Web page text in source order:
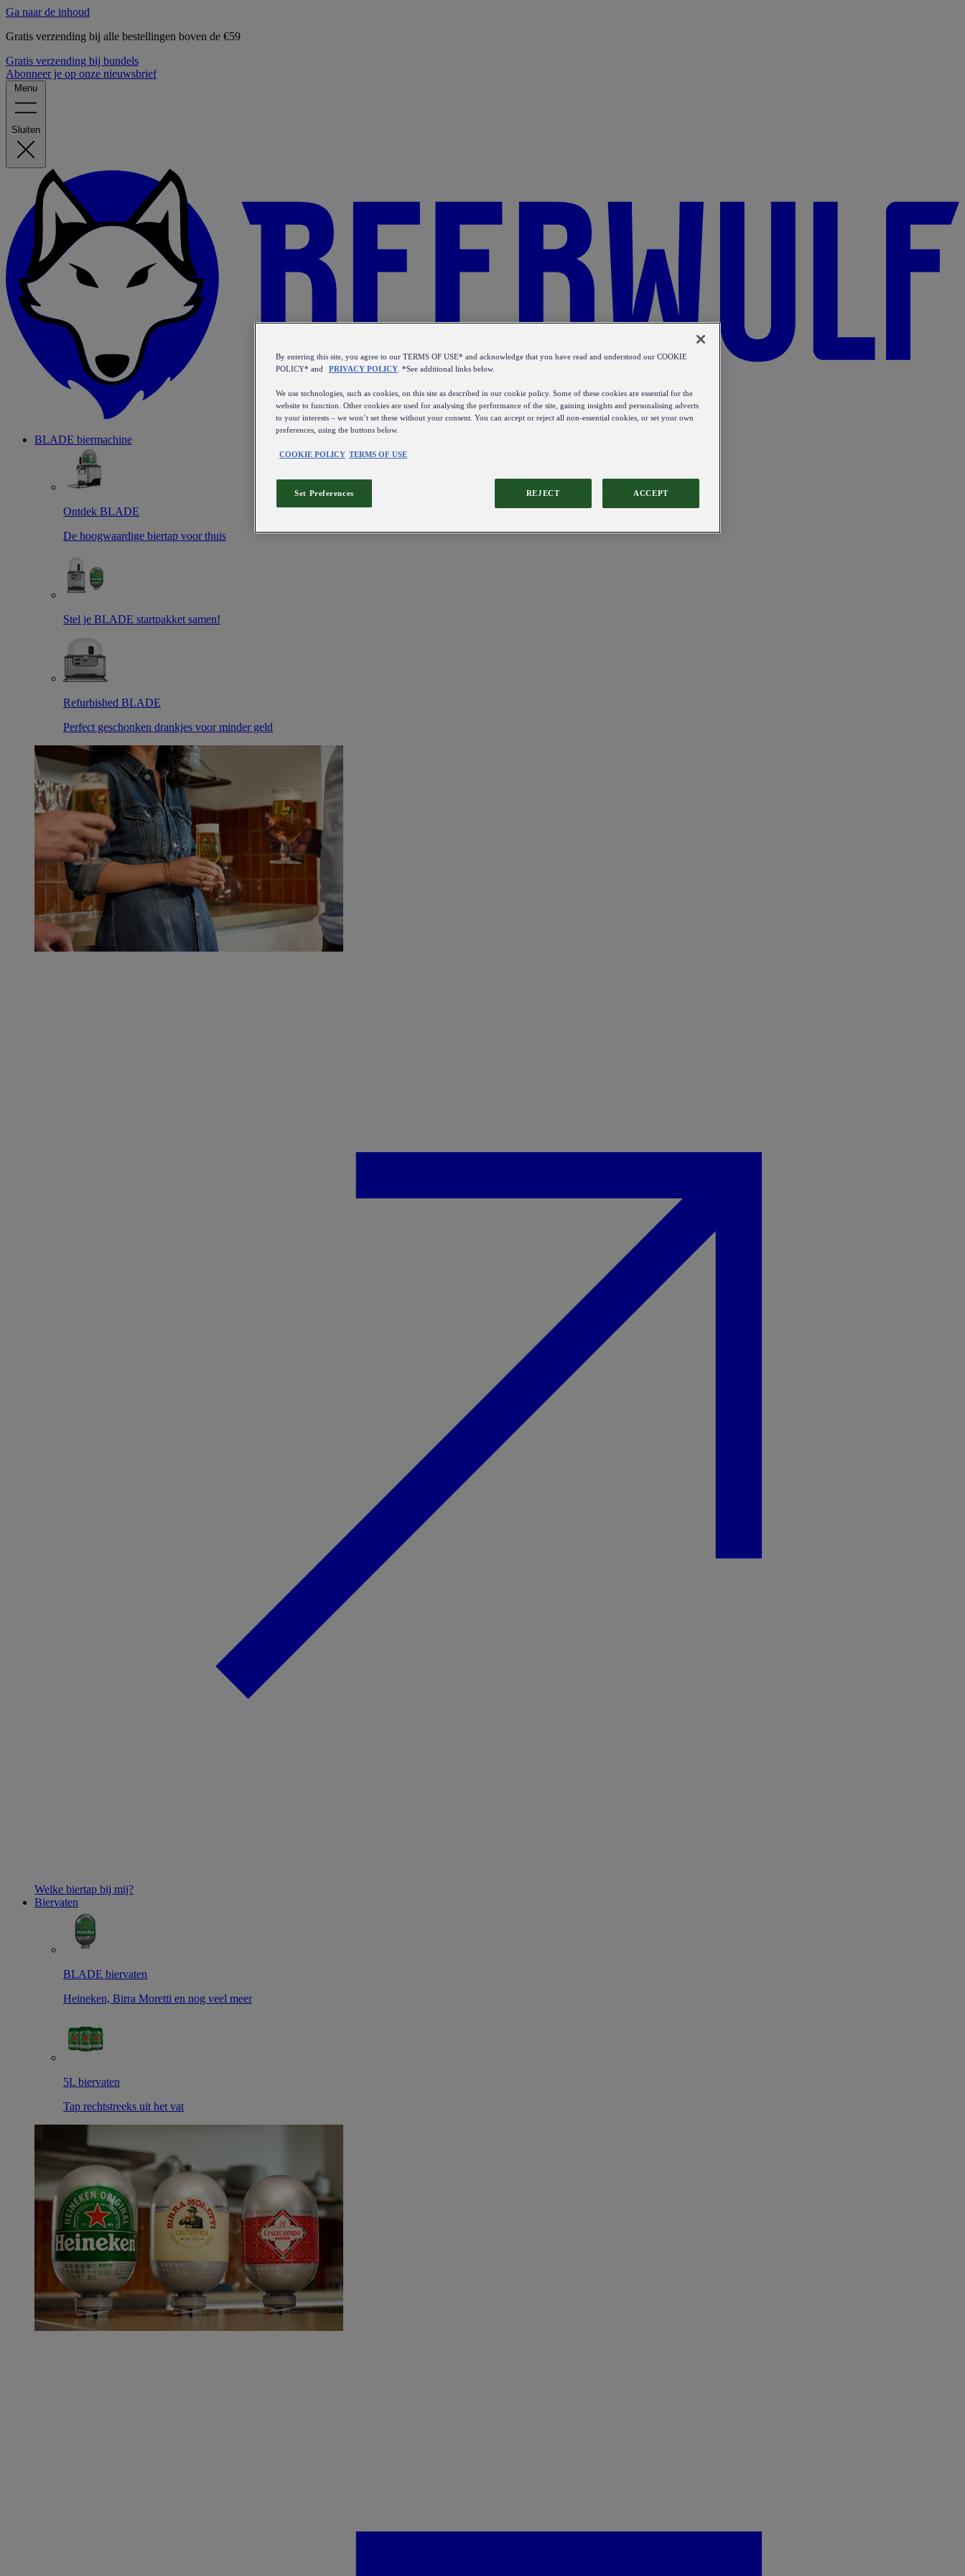
Ga naar de inhoud
Gratis verzending bij alle bestellingen boven de €59
Gratis verzending bij bundels
Abonneer je op onze nieuwsbrief
Menu
Sluiten
BLADE biermachine
Ontdek BLADE
De hoogwaardige biertap voor thuis
Stel je BLADE startpakket samen!
Refurbished BLADE
Perfect geschonken drankjes voor minder geld
Welke biertap bij mij?
Biervaten
BLADE biervaten
Heineken, Birra Moretti en nog veel meer
5L biervaten
Tap rechtstreeks uit het vat
By entering this site, you agree to our TERMS OF USE* and acknowledge that you have read and understood our COOKIE
POLICY* and
PRIVACY POLICY . *See additional links below.
We use technologies, such as cookies, on this site as described in our cookie policy. Some of these cookies are essential for the
website to function. Other cookies are used for analysing the performance of the site, gaining insights and personalising adverts
to your interests – we won’t set these without your consent. You can accept or reject all non-essential cookies, or set your own
preferences, using the buttons below.
COOKIE POLICY TERMS OF USE
REJECT ACCEPT
Set Preferences